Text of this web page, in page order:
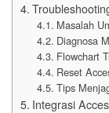
Masalah
Diagnosa
Flowchart
Reset
Tips
Integrasi